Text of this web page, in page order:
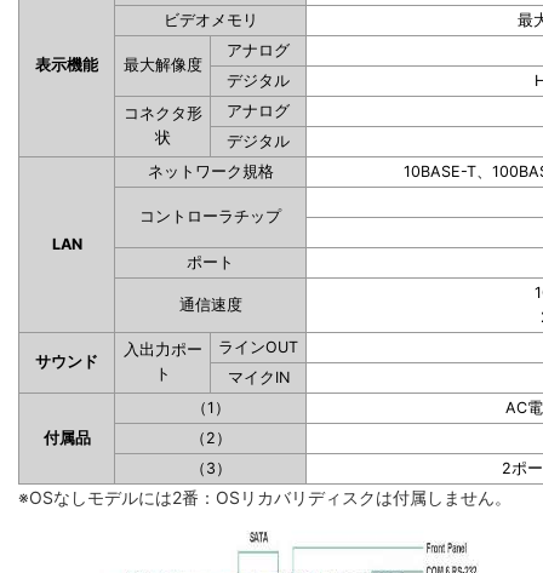
表示機能
ビデオメモリ
最
最大解像度
アナログ
デジタル
コネクタ形
状
アナログ
デジタル
LAN
ネットワーク規格 10BASE-T、
コントローラチップ
ポート
通信速度
サウンド
入出力ポー
ト
ラインOUT
マイクIN
付属品
（1）
AC
（2）
（3）
2ポ
※OSなしモデルには2番：OSリカバリディスクは付属しません。